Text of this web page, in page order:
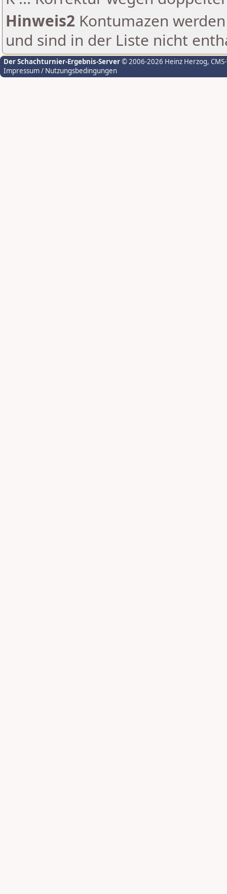
Hinweis2 Kontumazen
und sind in der Liste nicht
Der Schachturnier-Ergebnis-Server© 2006-2026 Heinz Herzog,
Impressum / Nutzungsbedingungen